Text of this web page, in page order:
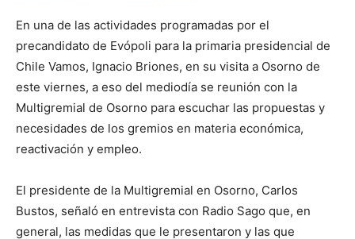
En una de las actividades programadas por el
precandidato de Evópoli para la primaria presidencial de
Chile Vamos, Ignacio Briones, en su visita a Osorno de
este viernes, a eso del mediodía se reunión con la
Multigremial de Osorno para escuchar las propuestas y
necesidades de los gremios en materia económica,
reactivación y empleo.
El presidente de la Multigremial en Osorno, Carlos
Bustos, señaló en entrevista con Radio Sago que, en
general, las medidas que le presentaron y las que